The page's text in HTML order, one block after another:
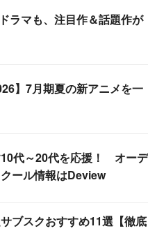
ラマも、注目作＆話題作が
】7月期夏の新アニメを一
代～20代を応援！ オーデ
ール情報はDeview
ブスクおすすめ11選【徹底